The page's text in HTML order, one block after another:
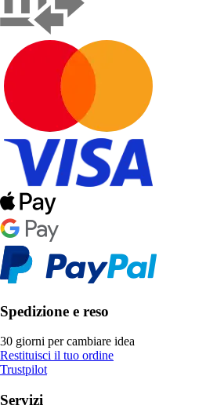
Spedizione e reso
30 giorni per cambiare idea
Restituisci il tuo ordine
Trustpilot
Servizi